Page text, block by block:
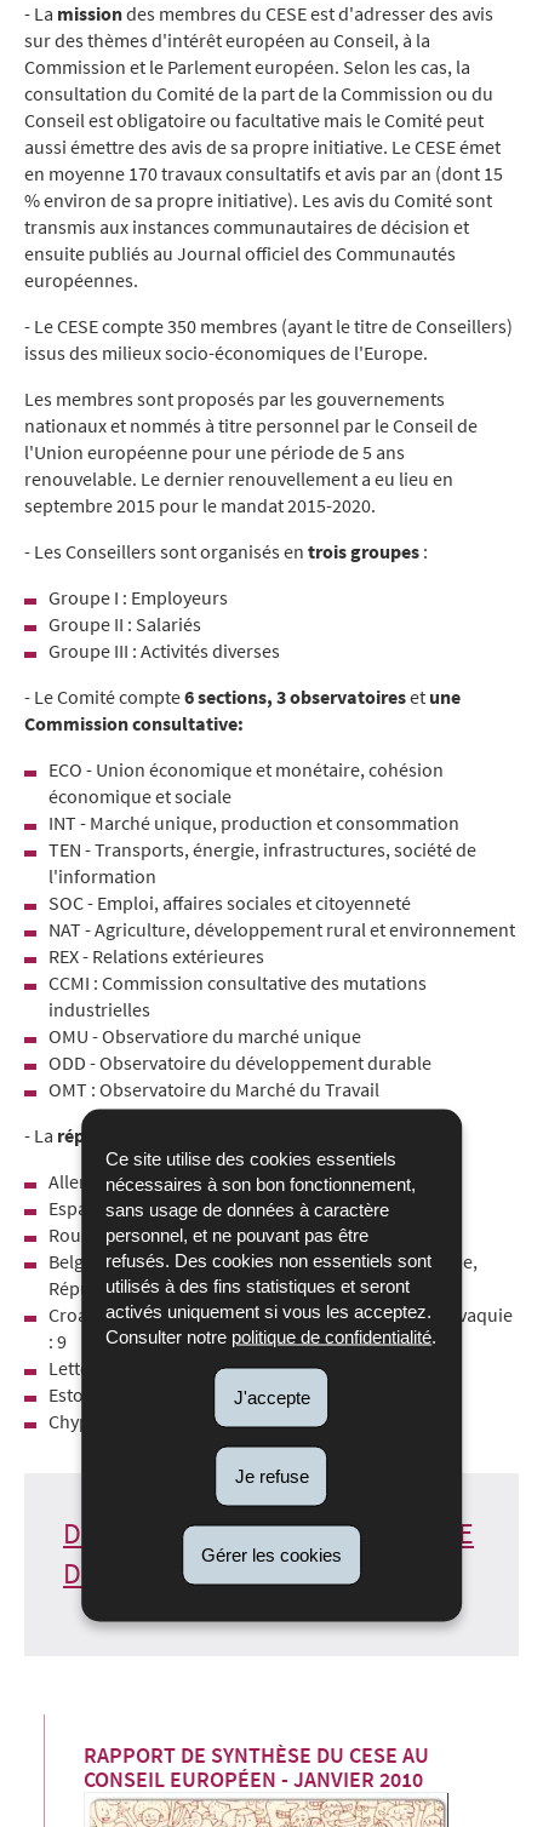
Ce site utilise des cookies essentiels
nécessaires à son bon fonctionnement,
sans usage de données à caractère
personnel, et ne pouvant pas être
refusés. Des cookies non essentiels sont
utilisés à des fins statistiques et seront
activés uniquement si vous les acceptez.
Consulter notre politique de confidentialité.
J'accepte
Je refuse
Gérer les cookies
- La missiondes membres du CESE est d'adresser des avis
sur des thèmes d'intérêt européen au Conseil, à la
Commission et le Parlement européen. Selon les cas, la
consultation du Comité de la part de la Commission ou du
Conseil est obligatoire ou facultative mais le Comité peut
aussi émettre des avis de sa propre initiative. Le CESE émet
en moyenne 170 travaux consultatifs et avis par an (dont 15
% environ de sa propre initiative). Les avis du Comité sont
transmis aux instances communautaires de décision et
ensuite publiés au Journal officiel des Communautés
européennes.
- Le CESE compte 350 membres (ayant le titre de Conseillers)
issus des milieux socio-économiques de l'Europe.
Les membres sont proposés par les gouvernements
nationaux et nommés à titre personnel par le Conseil de
l'Union européenne pour une période de 5 ans
renouvelable. Le dernier renouvellement a eu lieu en
septembre 2015 pour le mandat 2015-2020.
- Les Conseillers sont organisés en trois groupes :
Groupe I : Employeurs
Groupe II : Salariés
Groupe III : Activités diverses
- Le Comité compte6 sections, 3 observatoireset une
Commission consultative:
ECO - Union économique et monétaire, cohésion
économique et sociale
INT - Marché unique, production et consommation
TEN - Transports, énergie, infrastructures, société de
l'information
SOC - Emploi, affaires sociales et citoyenneté
NAT - Agriculture, développement rural et environnement
REX - Relations extérieures
CCMI : Commission consultative des mutations
industrielles
OMU - Observatiore du marché unique
ODD - Observatoire du développement durable
OMT : Observatoire du Marché du Travail
- La répartition par pays
Allemagne, France, Italie, Royaume-Uni : 24
Espagne et Pologne : 21
Roumanie : 15
Belgique, Grèce, Pays-Bas, Portugal, Autriche, Suède,
République tchèque, Hongrie, Bulgarie : 12
Croatie, Danemark, Irlande, Finlande, Lituanie, Slovaquie
: 9
Lettonie, Slovenie : 7
Estonie : 6
Chypre, Luxembourg, Malte : 5
DÉLÉGATION LUXEMBOURGEOISE
DU CESE
RAPPORT DE SYNTHÈSE DU CESE AU
CONSEIL EUROPÉEN - JANVIER 2010